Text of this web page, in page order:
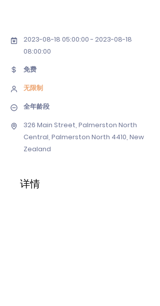
2023-08-18 05:00:00 - 2023-08-18
08:00:00
免费
无限制
全年龄段
326 Main Street, Palmerston North
Central, Palmerston North 4410, New
Zealand
详情